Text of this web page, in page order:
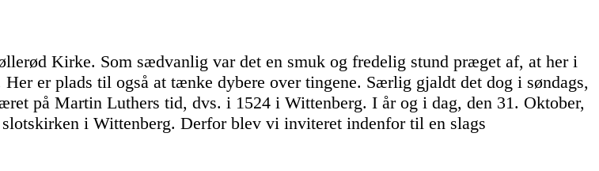
Kirke. Som sædvanlig var det en smuk og fredelig stund præget af, at her i
er plads til også at tænke dybere over tingene. Særlig gjaldt det dog i søndags,
på Martin Luthers tid, dvs. i 1524 i Wittenberg. I år og i dag, den 31. Oktober,
i Wittenberg. Derfor blev vi inviteret indenfor til en slags